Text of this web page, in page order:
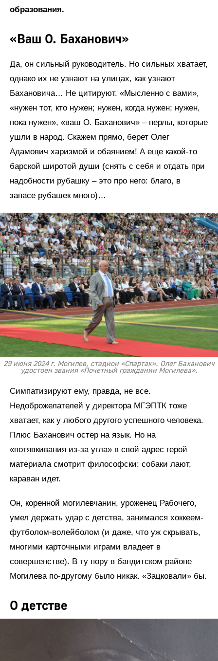
образования.
«Ваш О. Баханович»
Да, он сильный руководитель. Но сильных хватает,
однако их не узнают на улицах, как узнают
Бахановича… Не цитируют. «Мысленно с вами»,
«нужен тот, кто нужен; нужен, когда нужен; нужен,
пока нужен», «ваш О. Баханович» – перлы, которые
ушли в народ. Скажем прямо, берет Олег
Адамович харизмой и обаянием! А еще какой-то
барской широтой души (снять с себя и отдать при
надобности рубашку – это про него: благо, в
запасе рубашек много)…
29 июня 2024 г. Могилев, стадион «Спартак». Олег Баханович
удостоен звания «Почетный гражданин Могилева».
Симпатизируют ему, правда, не все.
Недоброжелателей у директора МГЭПТК тоже
хватает, как у любого другого успешного человека.
Плюс Баханович остер на язык. Но на
«потявкивания из-за угла» в свой адрес герой
материала смотрит философски: собаки лают,
караван идет.
Он, коренной могилевчанин, уроженец Рабочего,
умел держать удар с детства, занимался хоккеем-
футболом-волейболом (и даже, что уж скрывать,
многими карточными играми владеет в
совершенстве). В ту пору в бандитском районе
Могилева по-другому было никак. «Зацковали» бы.
О детстве